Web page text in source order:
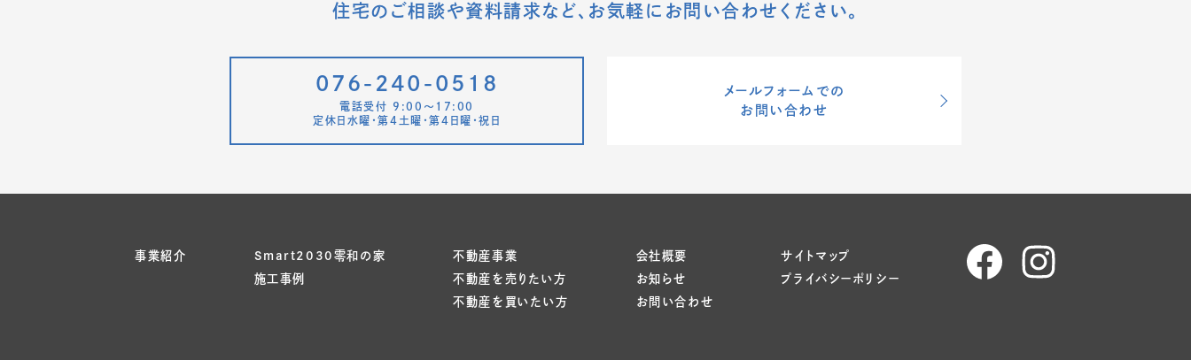
住宅のご相談や資料請求など、 お気軽にお問い合わせください。
076-240-0518
電話受付 9:00〜17:00
定休日水曜・第4土曜・第4日曜・祝日
メールフォームでの
お問い合わせ
事業紹介
Smart2030零和の家
施工事例
不動産事業
不動産を売りたい方
不動産を買いたい方
会社概要
お知らせ
お問い合わせ
サイトマップ
プライバシーポリシー